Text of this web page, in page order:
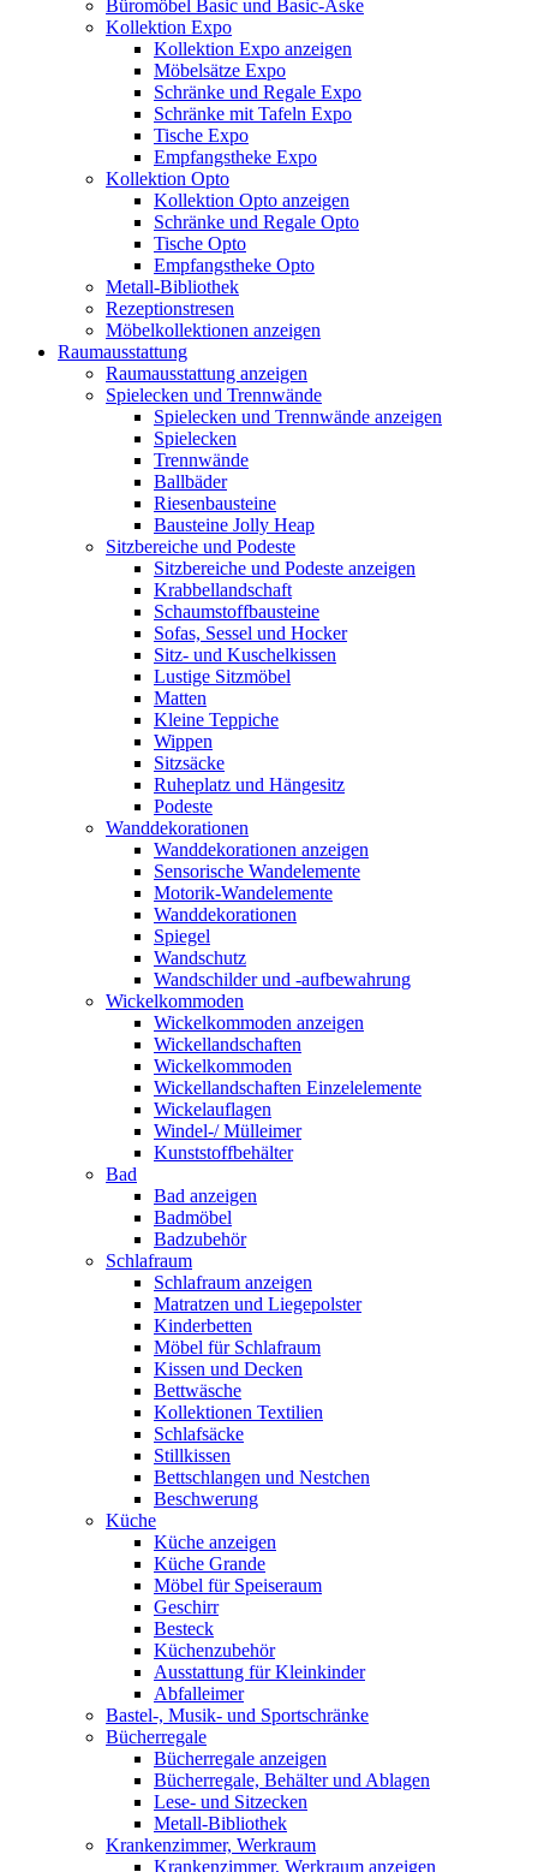
Büromöbel Basic und Basic-Aske
Kollektion Expo
Kollektion Expo anzeigen
Möbelsätze Expo
Schränke und Regale Expo
Schränke mit Tafeln Expo
Tische Expo
Empfangstheke Expo
Kollektion Opto
Kollektion Opto anzeigen
Schränke und Regale Opto
Tische Opto
Empfangstheke Opto
Metall-Bibliothek
Rezeptionstresen
Möbelkollektionen anzeigen
Raumausstattung
Raumausstattung anzeigen
Spielecken und Trennwände
Spielecken und Trennwände anzeigen
Spielecken
Trennwände
Ballbäder
Riesenbausteine
Bausteine Jolly Heap
Sitzbereiche und Podeste
Sitzbereiche und Podeste anzeigen
Krabbellandschaft
Schaumstoffbausteine
Sofas, Sessel und Hocker
Sitz- und Kuschelkissen
Lustige Sitzmöbel
Matten
Kleine Teppiche
Wippen
Sitzsäcke
Ruheplatz und Hängesitz
Podeste
Wanddekorationen
Wanddekorationen anzeigen
Sensorische Wandelemente
Motorik-Wandelemente
Wanddekorationen
Spiegel
Wandschutz
Wandschilder und -aufbewahrung
Wickelkommoden
Wickelkommoden anzeigen
Wickellandschaften
Wickelkommoden
Wickellandschaften Einzelelemente
Wickelauflagen
Windel-/ Mülleimer
Kunststoffbehälter
Bad
Bad anzeigen
Badmöbel
Badzubehör
Schlafraum
Schlafraum anzeigen
Matratzen und Liegepolster
Kinderbetten
Möbel für Schlafraum
Kissen und Decken
Bettwäsche
Kollektionen Textilien
Schlafsäcke
Stillkissen
Bettschlangen und Nestchen
Beschwerung
Küche
Küche anzeigen
Küche Grande
Möbel für Speiseraum
Geschirr
Besteck
Küchenzubehör
Ausstattung für Kleinkinder
Abfalleimer
Bastel-, Musik- und Sportschränke
Bücherregale
Bücherregale anzeigen
Bücherregale, Behälter und Ablagen
Lese- und Sitzecken
Metall-Bibliothek
Krankenzimmer, Werkraum
Krankenzimmer, Werkraum anzeigen